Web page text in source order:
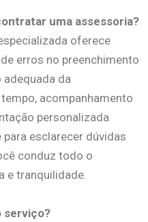
uma assessoria?
oferece
erros no preenchimento
adequada da
acompanhamento
personalizada
para esclarecer dúvidas
conduz todo o
e tranquilidade.
serviço?